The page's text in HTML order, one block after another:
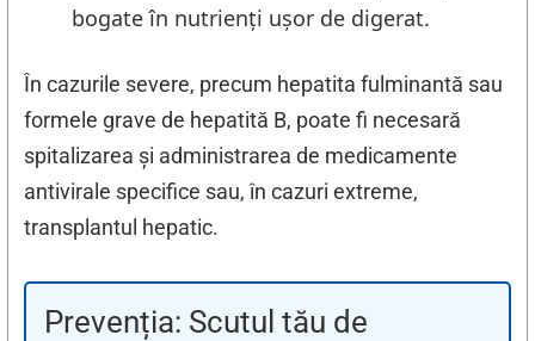
bogate în nutrienți ușor de digerat.
În cazurile severe, precum hepatita fulminantă sau
formele grave de hepatită B, poate fi necesară
spitalizarea și administrarea de medicamente
antivirale specifice sau, în cazuri extreme,
transplantul hepatic.
Prevenția: Scutul tău de